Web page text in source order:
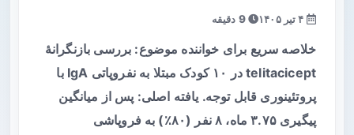
9 دقیقه
خلاصه سریع برای خواننده موضوع: بررسی بازنگرانهٔ
telitacicept در ۱۰ کودک مبتلا به نفروپاتی IgA با
پروتئینوری قابل توجه. یافته اصلی: پس از میانگین
پیگیری ۳.۷۵ ماه، ۸ نفر (۸۰٪) به فروپاشی